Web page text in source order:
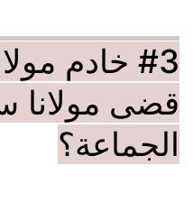
#3 خادم
قضى مولانا
الجماعة؟